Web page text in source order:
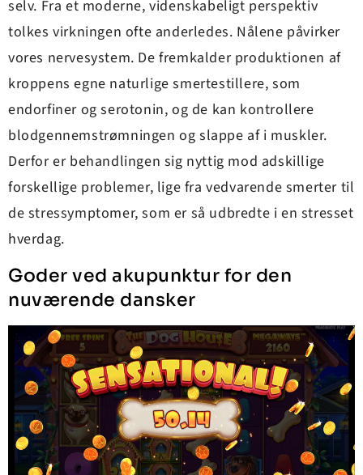
selv. Fra et moderne, videnskabeligt perspektiv
tolkes virkningen ofte anderledes. Nålene påvirker
vores nervesystem. De fremkalder produktionen af
kroppens egne naturlige smertestillere, som
endorfiner og serotonin, og de kan kontrollere
blodgennemstrømningen og slappe af i muskler.
Derfor er behandlingen sig nyttig mod adskillige
forskellige problemer, lige fra vedvarende smerter til
de stressymptomer, som er så udbredte i en stresset
hverdag.
Goder ved akupunktur for den
nuværende dansker